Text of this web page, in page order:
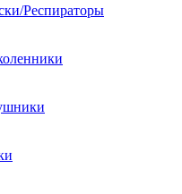
Респираторы